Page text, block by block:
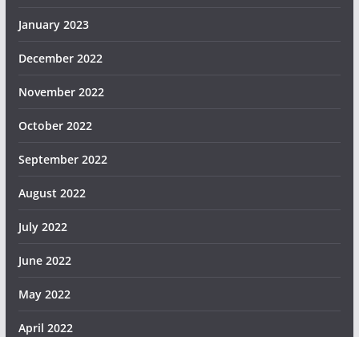
January 2023
December 2022
November 2022
October 2022
September 2022
August 2022
July 2022
June 2022
May 2022
April 2022